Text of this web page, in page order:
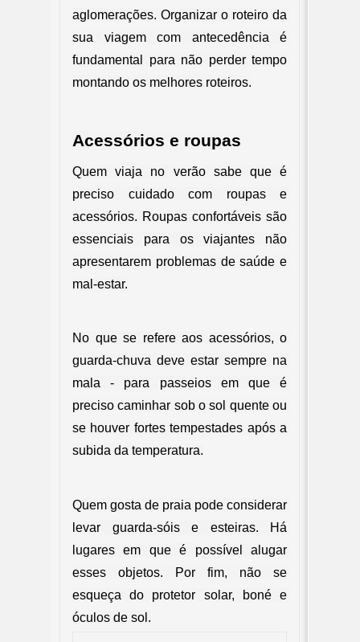
aglomerações. Organizar o roteiro da
sua viagem com antecedência é
fundamental para não perder tempo
montando os melhores roteiros.
Acessórios e roupas
Quem viaja no verão sabe que é
preciso cuidado com roupas e
acessórios. Roupas confortáveis são
essenciais para os viajantes não
apresentarem problemas de saúde e
mal-estar.
No que se refere aos acessórios, o
guarda-chuva deve estar sempre na
mala - para passeios em que é
preciso caminhar sob o sol quente ou
se houver fortes tempestades após a
subida da temperatura.
Quem gosta de praia pode considerar
levar guarda-sóis e esteiras. Há
lugares em que é possível alugar
esses objetos. Por fim, não se
esqueça do protetor solar, boné e
óculos de sol.